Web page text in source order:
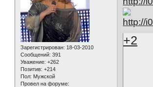
Зарегистрирован: 18-03-2010
Сообщений: 391
Уважение: +262
Позитив: +214
Пол: Мужской
Провел на форуме:
+2